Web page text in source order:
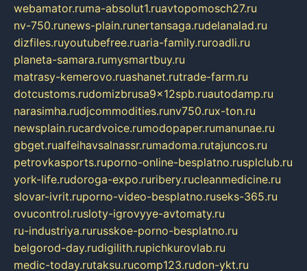
webamator.ruma-absolut1.ruavtopomosch27.ru
nv-750.runews-plain.runertansaga.rudelanalad.ru
dizfiles.ruyoutubefree.ruaria-family.ruroadli.ru
planeta-samara.rumysmartbuy.ru
matrasy-kemerovo.ruashanet.rutrade-farm.ru
dotcustoms.rudomizbrusa9x12spb.ruautodamp.ru
narasimha.rudjcommodities.runv750.rux-ton.ru
newsplain.rucardvoice.rumodopaper.rumanunae.ru
gbget.rualfeihavsalnassr.rumadoma.rutajuncos.ru
petrovkasports.ruporno-online-besplatno.rusplclub.ru
york-life.rudoroga-expo.ruribery.rucleanmedicine.ru
slovar-ivrit.ruporno-video-besplatno.ruseks-365.ru
ovucontrol.rusloty-igrovyye-avtomaty.ru
ru-industriya.rurusskoe-porno-besplatno.ru
belgorod-day.rudigilith.rupichkurovlab.ru
medic-today.rutaksu.rucomp123.rudon-ykt.ru